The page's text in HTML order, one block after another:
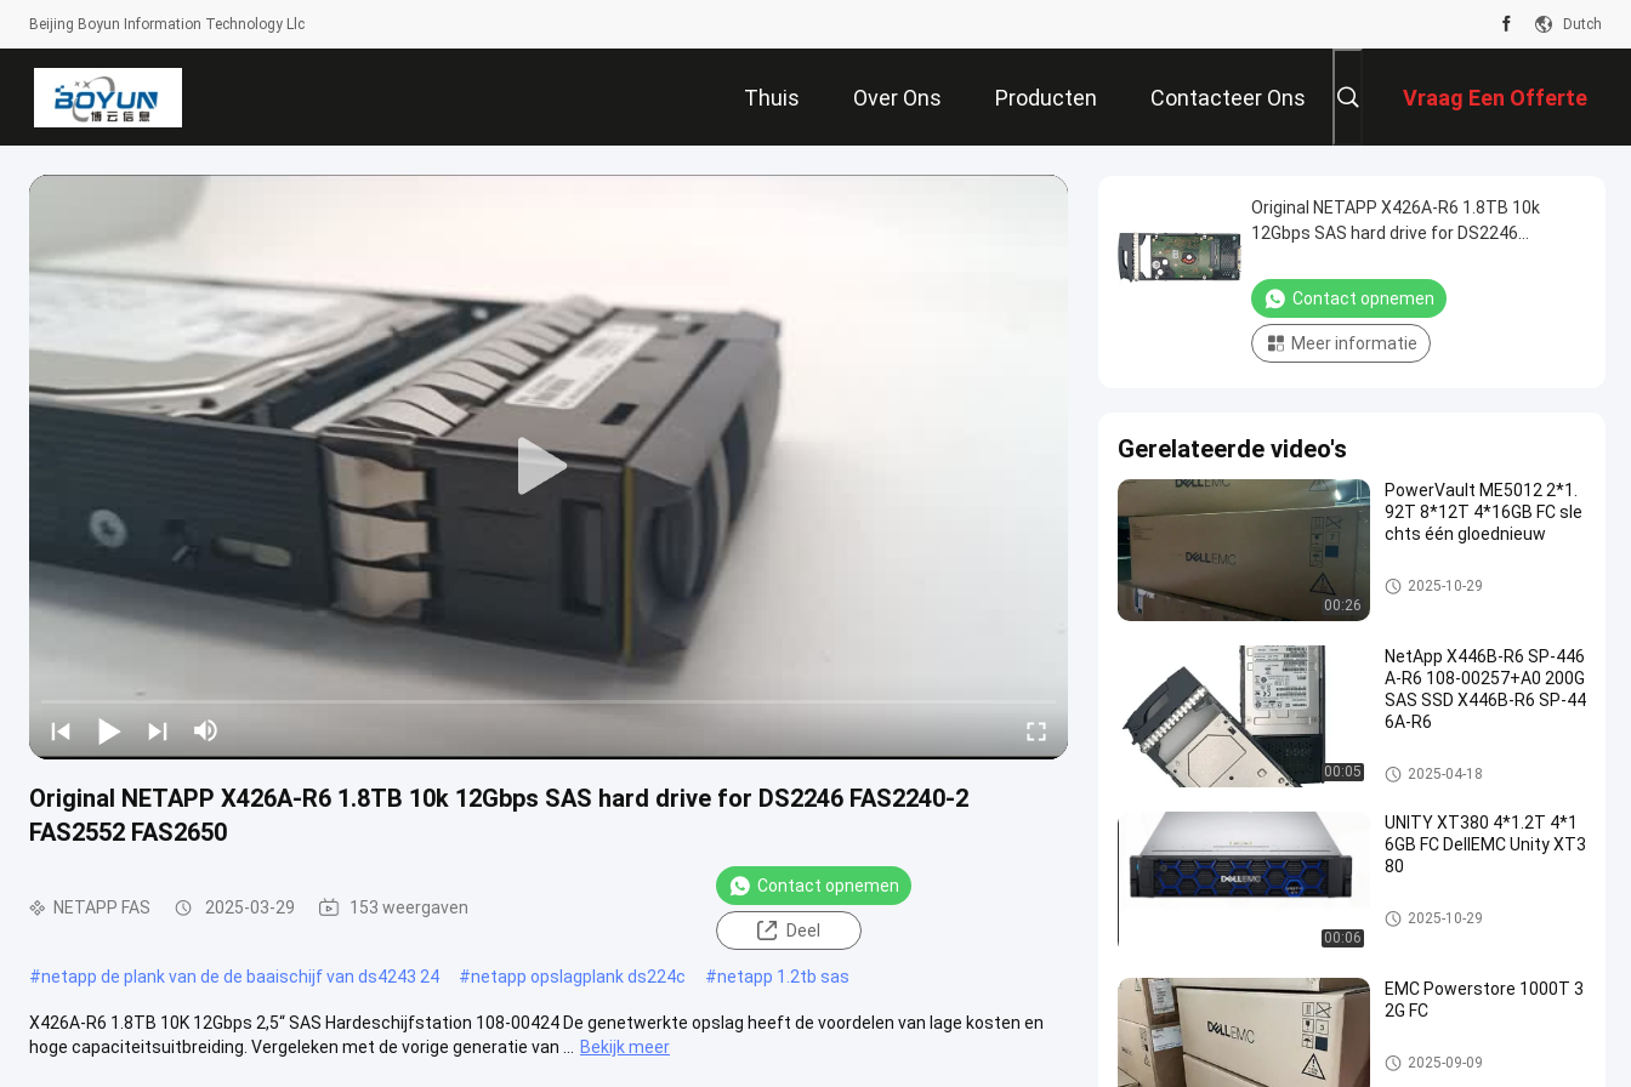
Beijing Boyun Information Technology Llc Dutch
Thuis Over Ons Producten Contacteer Ons Vraag Een Offerte
Original NETAPP X426A-R6 1.8TB 10k 12Gbps SAS hard drive for DS2246 FAS2240-2
FAS2552 FAS2650
NETAPP FAS 2025-03-29 153 weergaven
Contact opnemen
Deel
#netapp de plank van de de baaischijf van ds4243 24 #netapp opslagplank ds224c #netapp 1.2tb sas
X426A-R6 1.8TB 10K 12Gbps 2,5“ SAS Hardeschijfstation 108-00424 De genetwerkte opslag heeft de voordelen van lage kosten en
hoge capaciteitsuitbreiding. Vergeleken met de vorige generatie van ...
Bekijk meer
Original NETAPP X426A-R6 1.8TB 10k
12Gbps SAS hard drive for DS2246
Contact opnemen
Meer informatie
Gerelateerde video's
00:26
PowerVault ME5012 2*1.
92T 8*12T 4*16GB FC sle
chts één gloednieuw
De Eenheidsopslag van DELL
EMC
2025-10-29
00:05
NetApp X446B-R6 SP-446
A-R6 108-00257+A0 200G
SAS SSD X446B-R6 SP-44
6A-R6
NETAPP FAS
2025-04-18
00:06
UNITY XT380 4*1.2T 4*1
6GB FC DellEMC Unity XT3
80
De Eenheidsopslag van DELL
EMC
2025-10-29
EMC Powerstore 1000T 3
2G FC
De Eenheidsopslag van DELL
EMC
2025-09-09